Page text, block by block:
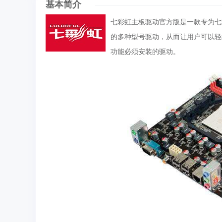
基本简介
七彩虹主板驱动官方版是一款专为
的多种型号驱动，从而让用户可以
功能必须安装的驱动。